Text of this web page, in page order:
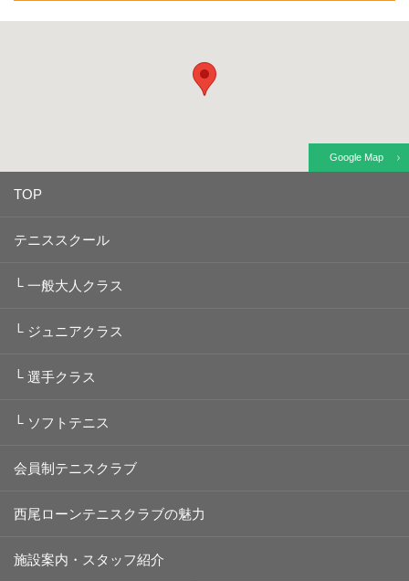
Google Map
TOP
テニススクール
└ 一般大人クラス
└ ジュニアクラス
└ 選手クラス
└ ソフトテニス
会員制テニスクラブ
西尾ローンテニスクラブの魅力
施設案内・スタッフ紹介